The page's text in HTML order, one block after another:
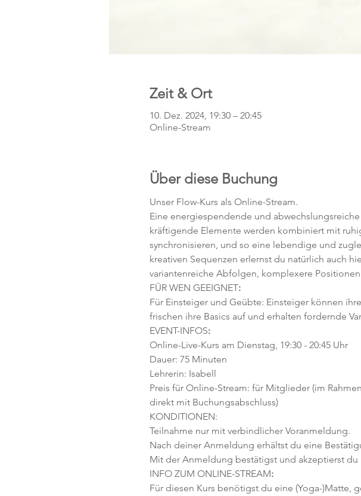
Zeit & Ort
10. Dez. 2024, 19:30 – 20:45
Online-Stream
Über diese Buchung
Unser Flow-Kurs als Online-Stream.
Eine energiespendende und
kräftigende Elemente werden kombiniert mit
synchronisieren, und so eine lebendige und
kreativen Sequenzen erlernst du natürlich auch
variantenreiche Abfolgen, komplexere
FÜR WEN GEEIGNET:
Für Einsteiger und Geübte: Einsteiger können
frischen ihre Basics auf und erhalten fordernde
EVENT-INFOS:
Online-Live-Kurs am Dienstag, 19:30 - 20:45 Uhr
Dauer: 75 Minuten
Lehrerin: Isabell
Preis für Online-Stream: für Mitglieder (im
direkt mit Buchungsabschluss)
KONDITIONEN:
Teilnahme nur mit verbindlicher Voranmeldung.
Nach deiner Anmeldung erhältst du eine
Mit der Anmeldung bestätigst und akzeptierst
INFO ZUM ONLINE-STREAM:
Für diesen Kurs benötigst du eine (Yoga-)Matte,